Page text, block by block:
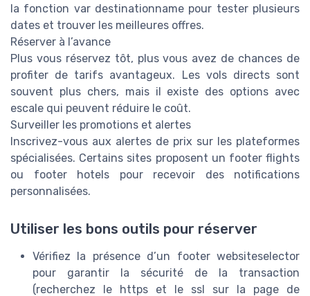
la fonction var destinationname pour tester plusieurs
dates et trouver les meilleures offres.
Réserver à l’avance
Plus vous réservez tôt, plus vous avez de chances de
profiter de tarifs avantageux. Les vols directs sont
souvent plus chers, mais il existe des options avec
escale qui peuvent réduire le coût.
Surveiller les promotions et alertes
Inscrivez-vous aux alertes de prix sur les plateformes
spécialisées. Certains sites proposent un footer flights
ou footer hotels pour recevoir des notifications
personnalisées.
Utiliser les bons outils pour réserver
Vérifiez la présence d’un footer websiteselector
pour garantir la sécurité de la transaction
(recherchez le https et le ssl sur la page de